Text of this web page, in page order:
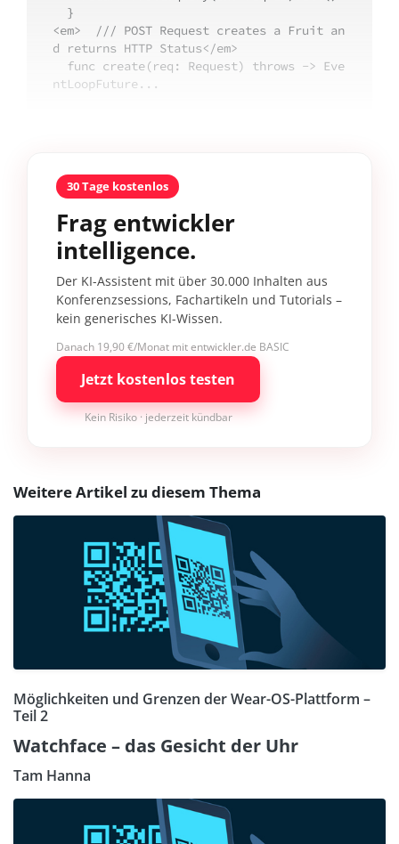
<em>  /// POST Request creates a Fruit an
d returns HTTP Status</em>
ntLoopFuture...
30 Tage kostenlos
Frag entwickler
intelligence.
Der KI-Assistent mit über 30.000 Inhalten aus
Konferenzsessions, Fachartikeln und Tutorials –
kein generisches KI-Wissen.
Danach 19,90 €/Monat mit entwickler.de BASIC
Jetzt kostenlos testen
Kein Risiko · jederzeit kündbar
Weitere Artikel zu diesem Thema
Möglichkeiten und Grenzen der Wear-OS-Plattform –
Teil 2
Watchface – das Gesicht der Uhr
Tam Hanna